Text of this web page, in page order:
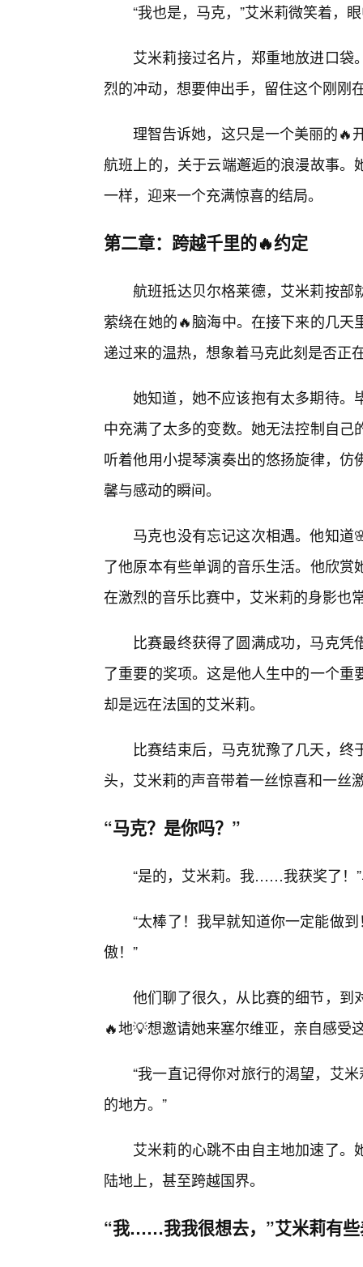
“我也是，马克，”艾米莉微笑着，
艾米莉接过名片，郑重地放进口
烈的冲动，想要伸出手，留住这个刚刚
理智告诉她，这只是一个美丽的🔥
航班上的，关于云端邂逅的浪漫故事
一样，迎来一个充满惊喜的结局。
第二章：跨越千里的🔥约定
航班抵达贝尔格莱德，艾米莉按部
萦绕在她的🔥脑海中。在接下来的几
递过来的温热，想象着马克此刻是否正
她知道，她不应该抱有太多期待。
中充满了太多的变数。她无法控制自
听着他用小提琴演奏出的悠扬旋律，
馨与感动的瞬间。
马克也没有忘记这次相遇。他知
了他原本有些单调的音乐生活。他欣
在激烈的音乐比赛中，艾米莉的身影也
比赛最终获得了圆满成功，马克
了重要的奖项。这是他人生中的一个
却是远在法国的艾米莉。
比赛结束后，马克犹豫了几天，
头，艾米莉的声音带着一丝惊喜和一丝
“马克？是你吗？”
“是的，艾米莉。我……我获奖了！
“太棒了！我早就知道你一定能做
傲！”
他们聊了很久，从比赛的细节，到
🔥地💡想邀请她来塞尔维亚，亲自感受
“我一直记得你对旅行的渴望，艾
的地方。”
艾米莉的心跳不由自主地加速了
陆地上，甚至跨越国界。
“我……我我很想去，”艾米莉有些